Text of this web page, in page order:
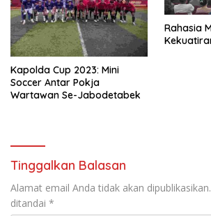
Kapolda Cup 2023: Mini
Soccer Antar Pokja
Wartawan Se-Jabodetabek
Rahasia
Tinggalkan Balasan
Alamat email Anda tidak akan dipublikasikan.
ditandai *